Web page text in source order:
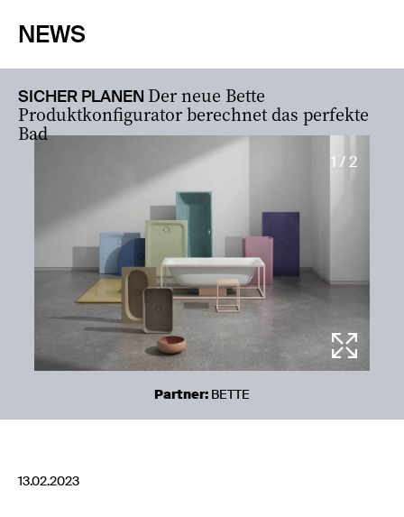
NEWS
SICHER PLANEN Der neue Bette
Produktkonfigurator berechnet das perfekte
Bad
1 / 2
Partner: BETTE
13.02.2023